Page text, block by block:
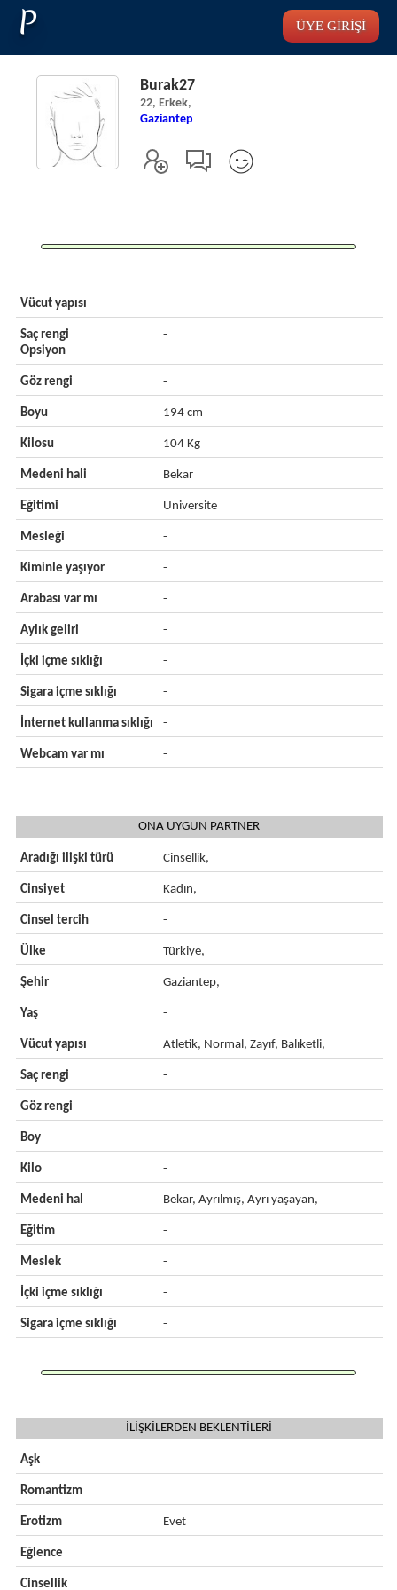
P ÜYE GİRİŞİ
Burak27
22, Erkek,
Gaziantep
Vücut yapısı -
Saç rengi
Opsiyon
-
-
Göz rengi -
Boyu 194 cm
Kilosu 104 Kg
Medeni hali Bekar
Eğitimi Üniversite
Mesleği -
Kiminle yaşıyor -
Arabası var mı -
Aylık geliri -
İçki içme sıklığı -
Sigara içme sıklığı -
İnternet kullanma sıklığı -
Webcam var mı -
ONA UYGUN PARTNER
Aradığı ilişki türü Cinsellik,
Cinsiyet Kadın,
Cinsel tercih -
Ülke Türkiye,
Şehir Gaziantep,
Yaş -
Vücut yapısı Atletik, Normal, Zayıf, Balıketli,
Saç rengi -
Göz rengi -
Boy -
Kilo -
Medeni hal Bekar, Ayrılmış, Ayrı yaşayan,
Eğitim -
Meslek -
İçki içme sıklığı -
Sigara içme sıklığı -
İLİŞKİLERDEN BEKLENTİLERİ
Aşk
Romantizm
Erotizm Evet
Eğlence
Cinsellik